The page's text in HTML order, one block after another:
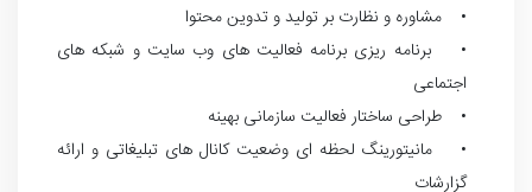
• مشاوره و نظارت بر تولید و تدوین محتوا
• برنامه ریزی برنامه فعالیت های وب سایت و شبکه های
اجتماعی
• طراحی ساختار فعالیت سازمانی بهینه
• مانیتورینگ لحظه ای وضعیت کانال های تبلیغاتی و ارائه
گزارشات